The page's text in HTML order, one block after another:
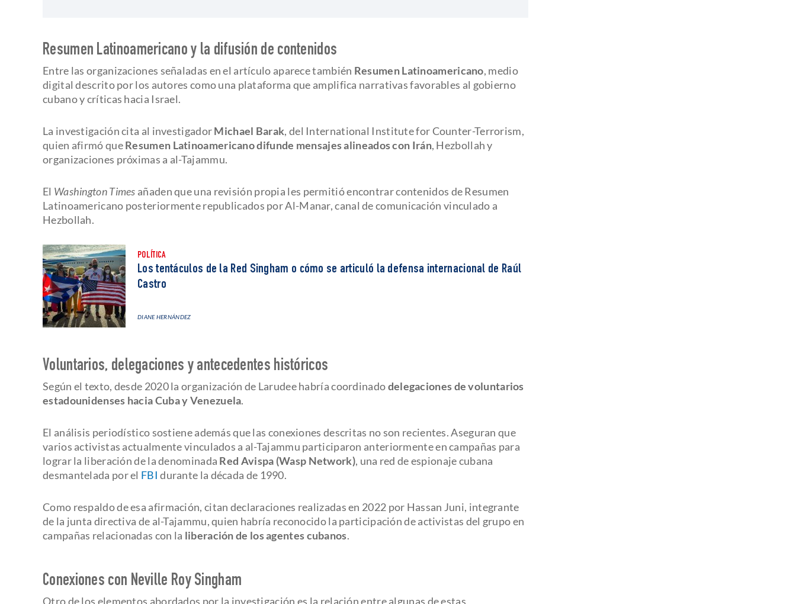
Resumen Latinoamericano y la difusión de contenidos
Entre las organizaciones señaladas en el artículo aparece también Resumen Latinoamericano, medio
digital descrito por los autores como una plataforma que amplifica narrativas favorables al gobierno
cubano y críticas hacia Israel.
La investigación cita al investigadorMichael Barak, del International Institute for Counter-Terrorism,
quien afirmó queResumen Latinoamericano difunde mensajes alineados con Irán, Hezbollah y
organizaciones próximas a al-Tajammu.
El Washington Times añaden que una revisión propia les permitió encontrar contenidos de Resumen
Latinoamericano posteriormente republicados por Al-Manar, canal de comunicación vinculado a
Hezbollah.
POLÍTICA
Los tentáculos de la Red Singham o cómo se articuló la defensa internacional de Raúl
Castro
DIANE HERNÁNDEZ
Voluntarios, delegaciones y antecedentes históricos
Según el texto, desde 2020 la organización de Larudee habría coordinadodelegaciones de voluntarios
estadounidenses hacia Cuba y Venezuela.
El análisis periodístico sostiene además que las conexiones descritas no son recientes. Aseguran que
varios activistas actualmente vinculados a al-Tajammu participaron anteriormente en campañas para
lograr la liberación de la denominada Red Avispa (Wasp Network), una red de espionaje cubana
desmantelada por el FBI durante la década de 1990.
Como respaldo de esa afirmación, citan declaraciones realizadas en 2022 por Hassan Juni, integrante
de la junta directiva de al-Tajammu, quien habría reconocido la participación de activistas del grupo en
campañas relacionadas con la liberación de los agentes cubanos.
Conexiones con Neville Roy Singham
Otro de los elementos abordados por la investigación es la relación entre algunas de estas